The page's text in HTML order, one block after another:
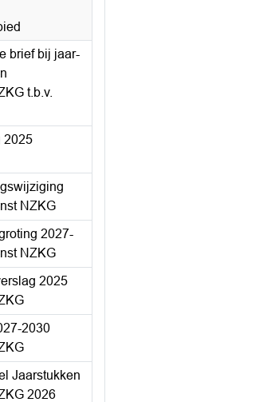
brief bij jaar-
t.b.v.
2025
NZKG
2027-
NZKG
2025
2030
Jaarstukken
2026